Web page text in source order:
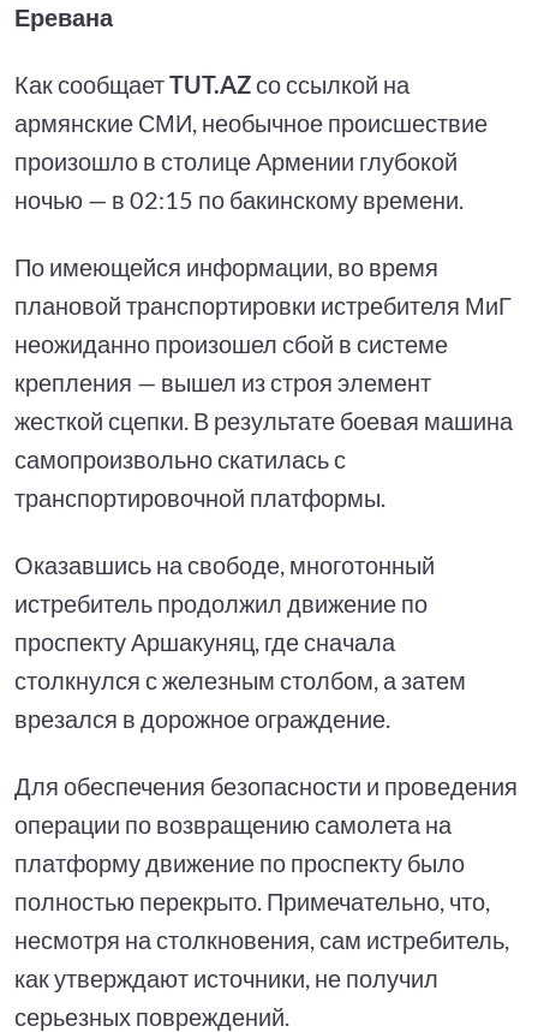
Еревана
Как сообщаетTUT.AZсо ссылкой на
армянские СМИ, необычное происшествие
произошло в столице Армении глубокой
ночью — в 02:15 по бакинскому времени.
По имеющейся информации, во время
плановой транспортировки истребителя МиГ
неожиданно произошел сбой в системе
крепления — вышел из строя элемент
жесткой сцепки. В результате боевая машина
самопроизвольно скатилась с
транспортировочной платформы.
Оказавшись на свободе, многотонный
истребитель продолжил движение по
проспекту Аршакуняц, где сначала
столкнулся с железным столбом, а затем
врезался в дорожное ограждение.
Для обеспечения безопасности и проведения
операции по возвращению самолета на
платформу движение по проспекту было
полностью перекрыто. Примечательно, что,
несмотря на столкновения, сам истребитель,
как утверждают источники, не получил
серьезных повреждений.